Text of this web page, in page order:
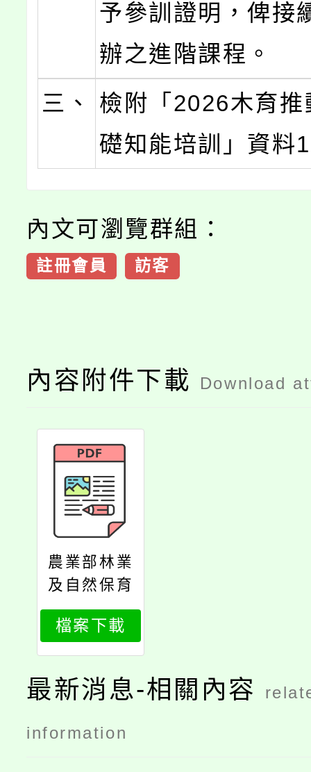
予參訓證明，俾接
辦之進階課程。
三、
檢附「2026木育推
礎知能培訓」資料
內文可瀏覽群組：
註冊會員 訪客
內容附件下載 Download
農業部林業
及自然保育
署函
檔案下載
最新消息-相關內容
information